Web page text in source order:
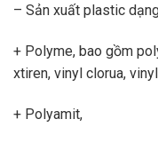
– Sản xuất plastic
+ Polyme, bao gồm
xtiren, vinyl clorua,
+ Polyamit,